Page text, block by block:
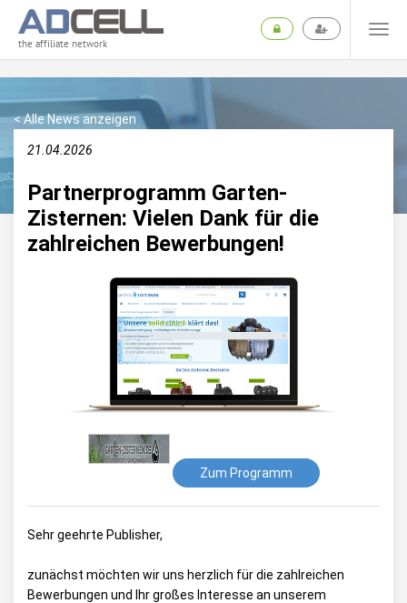
the affiliate network
< Alle News anzeigen
21.04.2026
Partnerprogramm Garten-
Zisternen: Vielen Dank für die
zahlreichen Bewerbungen!
Zum Programm
Sehr geehrte Publisher,
zunächst möchten wir uns herzlich für die zahlreichen
Bewerbungen und Ihr großes Interesse an unserem